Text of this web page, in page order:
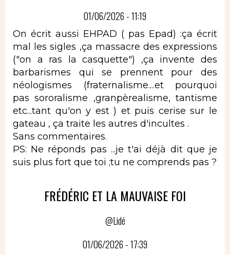
01/06/2026 - 11:19
On écrit aussi EHPAD ( pas Epad) :ça écrit
mal les sigles ,ça massacre des expressions
("on a ras la casquette") ,ça invente des
barbarismes qui se prennent pour des
néologismes (fraternalisme....et pourquoi
pas sororalisme ,granpèrealisme, tantisme
etc...tant qu'on y est ) et puis cerise sur le
gateau , ça traite les autres d'incultes .
Sans commentaires.
PS: Ne réponds pas ...je t'ai déjà dit que je
suis plus fort que toi ;tu ne comprends pas ?
FRÉDÉRIC ET LA MAUVAISE FOI
@Lidé
01/06/2026 - 17:39